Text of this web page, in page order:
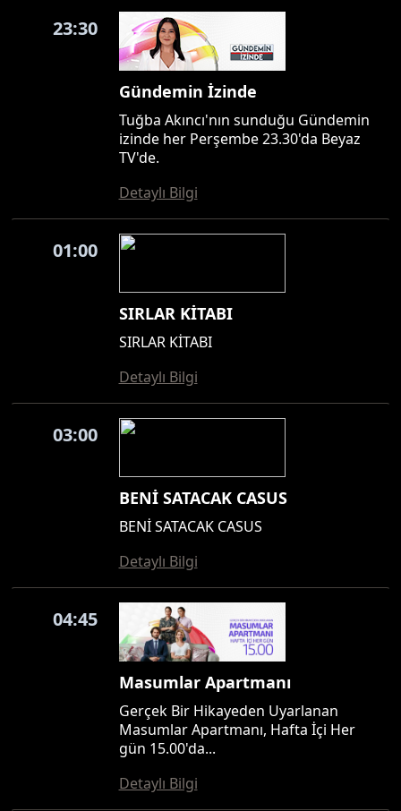
23:30
Gündemin İzinde
Tuğba Akıncı'nın sunduğu Gündemin
izinde her Perşembe 23.30'da Beyaz
TV'de.
Detaylı Bilgi
01:00
SIRLAR KİTABI
SIRLAR KİTABI
Detaylı Bilgi
03:00
BENİ SATACAK CASUS
BENİ SATACAK CASUS
Detaylı Bilgi
04:45
Masumlar Apartmanı
Gerçek Bir Hikayeden Uyarlanan
Masumlar Apartmanı, Hafta İçi Her
gün 15.00'da...
Detaylı Bilgi